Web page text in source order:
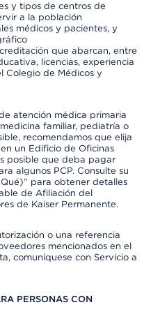
y tipos de centros de
a la población
médicos y pacientes, y
que abarcan, entre
licencias, experiencia
Colegio de Médicos y
atención médica primaria
familiar, pediatría o
recomendamos que elija
un Edificio de Oficinas
posible que deba pagar
algunos PCP. Consulte su
para obtener detalles
de Afiliación del
de Kaiser Permanente.
o una referencia
mencionados en el
comuníquese con Servicio a
PERSONAS CON